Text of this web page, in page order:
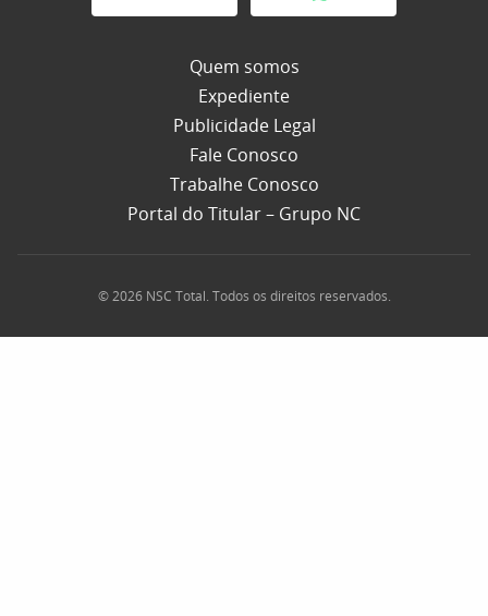
Quem somos
Expediente
Publicidade Legal
Fale Conosco
Trabalhe Conosco
Portal do Titular – Grupo NC
© 2026 NSC Total. Todos os direitos reservados.